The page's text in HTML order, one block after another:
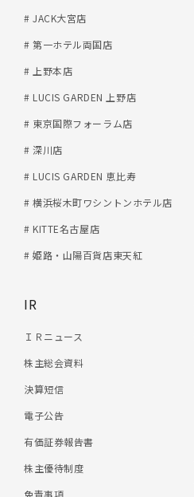
# JACK大宮店
# 第一ホテル両国店
# 上野本店
# LUCIS GARDEN 上野店
# 東京国際フォーラム店
# 深川店
# LUCIS GARDEN 恵比寿
# 横浜桜木町ワシントンホテル店
# KITTE名古屋店
# 姫路・山陽百貨店東天紅
IR
ＩＲニュース
株主総会資料
決算短信
電子公告
有価証券報告書
株主優待制度